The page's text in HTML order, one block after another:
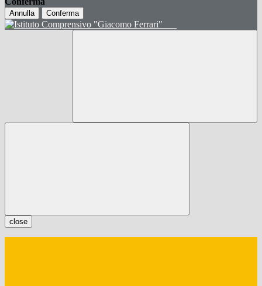
Annulla Conferma
close